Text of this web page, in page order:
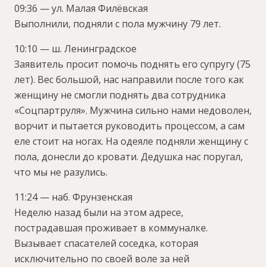
09:36 — ул. Малая Филёвская
Выполнили, подняли с пола мужчину 79 лет.
10:10 — ш. Ленинградское
Заявитель просит помочь поднять его супругу (75
лет). Вес большой, нас направили после того как
женщину не смогли поднять два сотрудника
«Соцпартруля». Мужчина сильно нами недоволен,
ворчит и пытается руководить процессом, а сам
еле стоит на ногах. На одеяле подняли женщину с
пола, донесли до кровати. Дедушка нас поругал,
что мы не разулись.
11:24 — наб. Фрунзенская
Неделю назад были на этом адресе,
пострадавшая проживает в коммуналке.
Вызывает спасателей соседка, которая
исключительно по своей воле за ней